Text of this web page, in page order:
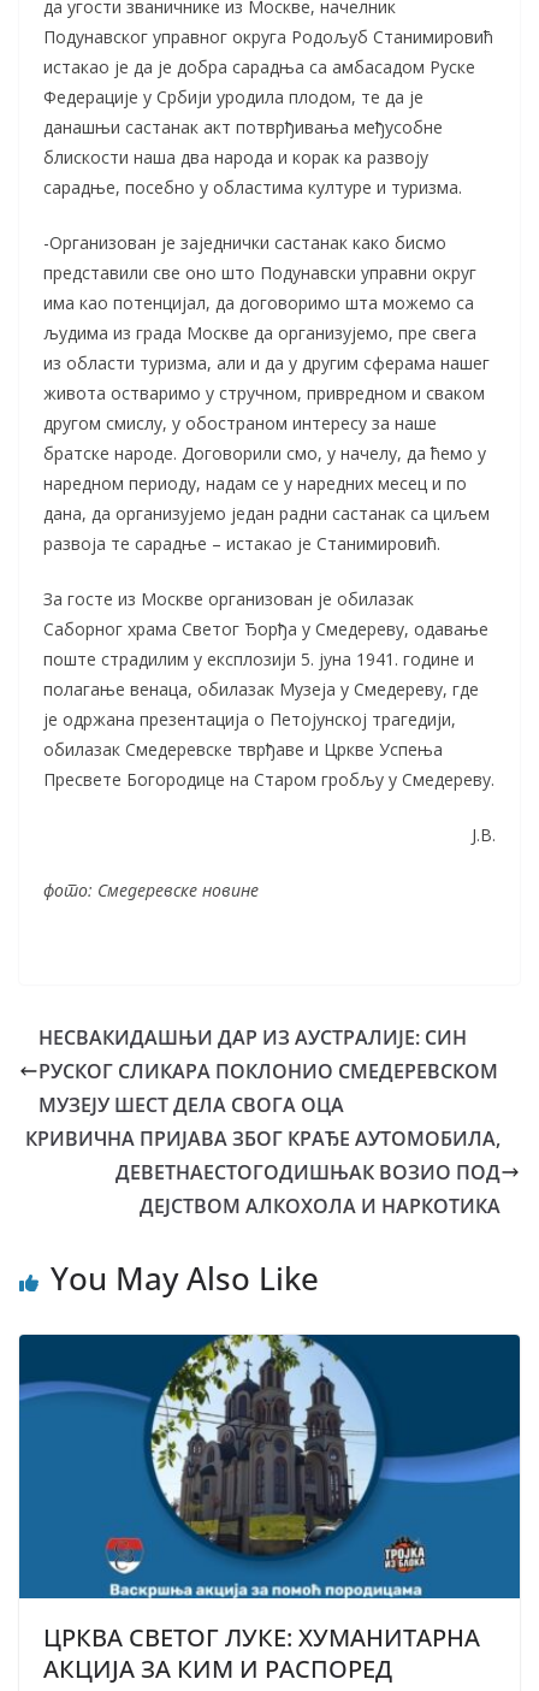
да угости званичнике из Москве, начелник
Подунавског управног округа Родољуб Станимировић
истакао је да је добра сарадња са амбасадом Руске
Федерације у Србији уродила плодом, те да је
данашњи састанак акт потврђивања међусобне
блискости наша два народа и корак ка развоју
сарадње, посебно у областима културе и туризма.
-Организован је заједнички састанак како бисмо
представили све оно што Подунавски управни округ
има као потенцијал, да договоримо шта можемо са
људима из града Москве да организујемо, пре свега
из области туризма, али и да у другим сферама нашег
живота остваримо у стручном, привредном и сваком
другом смислу, у обостраном интересу за наше
братске народе. Договорили смо, у начелу, да ћемо у
наредном периоду, надам се у наредних месец и по
дана, да организујемо један радни састанак са циљем
развоја те сарадње – истакао је Станимировић.
За госте из Москве организован је обилазак
Саборног храма Светог Ђорђа у Смедереву, одавање
поште страдилим у експлозији 5. јуна 1941. године и
полагање венаца, обилазак Музеја у Смедереву, где
је одржана презентација о Петојунској трагедији,
обилазак Смедеревске тврђаве и Цркве Успења
Пресвете Богородице на Старом гробљу у Смедереву.
Ј.В.
фото: Смедеревске новине
НЕСВАКИДАШЊИ ДАР ИЗ АУСТРАЛИЈЕ: СИН
РУСКОГ СЛИКАРА ПОКЛОНИО СМЕДЕРЕВСКОМ
МУЗЕЈУ ШЕСТ ДЕЛА СВОГА ОЦА
КРИВИЧНА ПРИЈАВА ЗБОГ КРАЂЕ АУТОМОБИЛА,
ДЕВЕТНАЕСТОГОДИШЊАК ВОЗИО ПОД
ДЕЈСТВОМ АЛКОХОЛА И НАРКОТИКА
You May Also Like
ЦРКВА СВЕТОГ ЛУКЕ: ХУМАНИТАРНА
АКЦИЈА ЗА КИМ И РАСПОРЕД